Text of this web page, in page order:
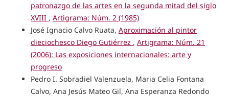
patronazgo de las artes en la segunda mitad del siglo
XVIII , Artigrama: Núm. 2 (1985)
José Ignacio Calvo Ruata, Aproximación al pintor
dieciochesco Diego Gutiérrez , Artigrama: Núm. 21
(2006): Las exposiciones internacionales: arte y
progreso
Pedro I. Sobradiel Valenzuela, Maria Celia Fontana
Calvo, Ana Jesús Mateo Gil, Ana Esperanza Redondo